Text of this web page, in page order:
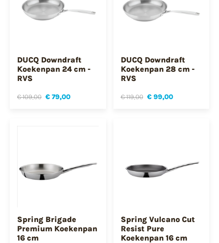
DUCQ Downdraft
Koekenpan 24 cm -
RVS
€ 109,00 € 79,00
DUCQ Downdraft
Koekenpan 28 cm -
RVS
€ 119,00 € 99,00
Spring Brigade
Premium Koekenpan
16 cm
Spring Vulcano Cut
Resist Pure
Koekenpan 16 cm